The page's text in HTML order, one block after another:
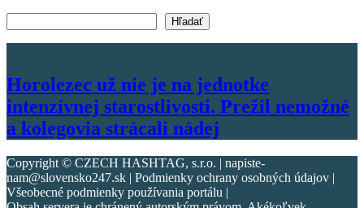
Hľadať
Horolezec už nie je na jednotke
intenzívnej starostlivosti. Prežil nemožné
a kolegovia strácali nádej
Copyright © CZECH HASHTAG, s.r.o. | napiste-
nam@slovensko247.sk | Podmienky ochrany osobných údajov |
Všeobecné podmienky používania portálu |